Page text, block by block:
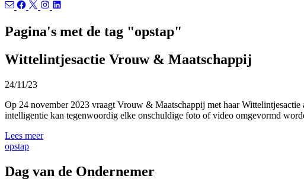
Pagina's met de tag "opstap"
Wittelintjesactie Vrouw & Maatschappij
24/11/23
Op 24 november 2023 vraagt Vrouw & Maatschappij met haar
intelligentie kan tegenwoordig elke onschuldige foto of video omgevormd
Lees meer
opstap
Dag van de Ondernemer